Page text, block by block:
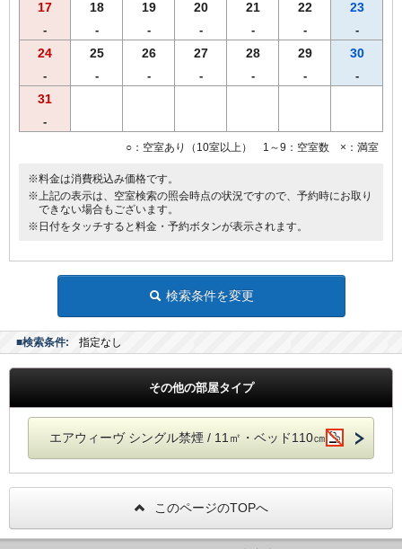
・コーヒー
・ジュース
・牛乳
※朝食メニューおよび朝食時間は予告なく変更となる場合がございま
す。
17
-
18
-
19
-
20
-
21
-
22
-
23
-
24
-
25
-
26
-
27
-
28
-
29
-
30
-
31
-
○：空室あり（10室以上） 1～9：空室数 ×：満室
※料金は消費税込み価格です。
※上記の表示は、空室検索の照会時点の状況ですので、予約時にお取り
できない場合もございます。
※日付をタッチすると料金・予約ボタンが表示されます。
検索条件を変更
■検索条件: 指定なし
その他の部屋タイプ
エアウィーヴ シングル禁煙 / 11㎡・ベッド110㎝
このページのTOPへ